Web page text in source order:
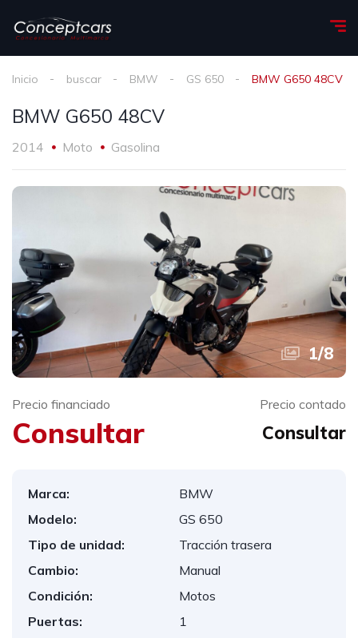
Inicio buscar BMW GS 650 BMW G650 48CV
BMW G650 48CV
2014 Moto Gasolina
1/8
Precio financiado
Consultar
Precio contado
Consultar
Marca:
BMW
Modelo:
GS 650
Tipo de unidad:
Tracción trasera
Cambio:
Manual
Condición:
Motos
Puertas:
1